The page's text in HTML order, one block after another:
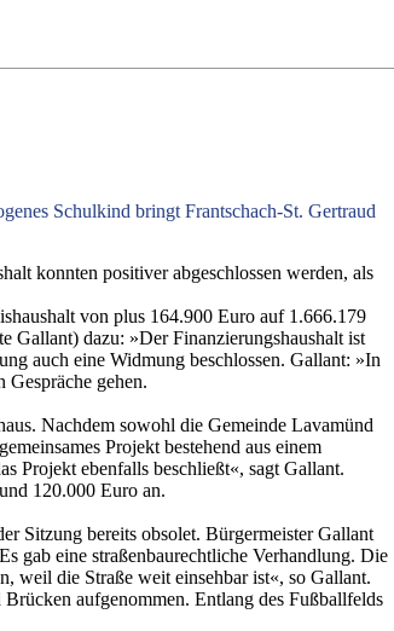
Schulkind bringt Frantschach-St. Gertraud
konnten positiver abgeschlossen werden, als
von plus 164.900 Euro auf 1.666.179
Gallant) dazu: »Der Finanzierungshaushalt ist
auch eine Widmung beschlossen. Gallant: »In
gehen.
Nachdem sowohl die Gemeinde Lavamünd
Projekt bestehend aus einem
Projekt ebenfalls beschließt«, sagt Gallant.
120.000 Euro an.
Sitzung bereits obsolet. Bürgermeister Gallant
gab eine straßenbaurechtliche Verhandlung. Die
weil die Straße weit einsehbar ist«, so Gallant.
aufgenommen. Entlang des Fußballfelds